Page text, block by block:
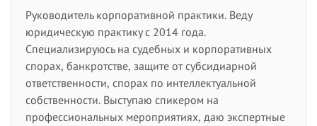
Руководитель корпоративной практики. Веду
юридическую практику с 2014 года.
Специализируюсь на судебных и корпоративных
спорах, банкротстве, защите от субсидиарной
ответственности, спорах по интеллектуальной
собственности. Выступаю спикером на
профессиональных мероприятиях, даю экспертные